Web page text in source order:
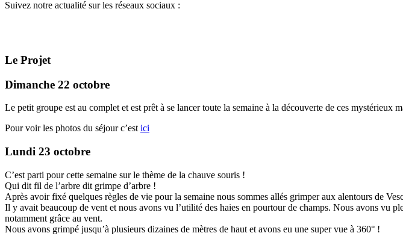
Suivez notre actualité sur les réseaux sociaux :
Le Projet
Dimanche 22 octobre
Le petit groupe est au complet et est prêt à se lancer toute la semaine à la découverte de ces mystérieux
Pour voir les photos du séjour c’est ici
Lundi 23 octobre
C’est parti pour cette semaine sur le thème de la chauve souris !
Qui dit fil de l’arbre dit grimpe d’arbre !
Après avoir fixé quelques règles de vie pour la semaine nous sommes allés grimper aux alentours de
Il y avait beaucoup de vent et nous avons vu l’utilité des haies en pourtour de champs. Nous avons vu
notamment grâce au vent.
Nous avons grimpé jusqu’à plusieurs dizaines de mètres de haut et avons eu une super vue à 360° !